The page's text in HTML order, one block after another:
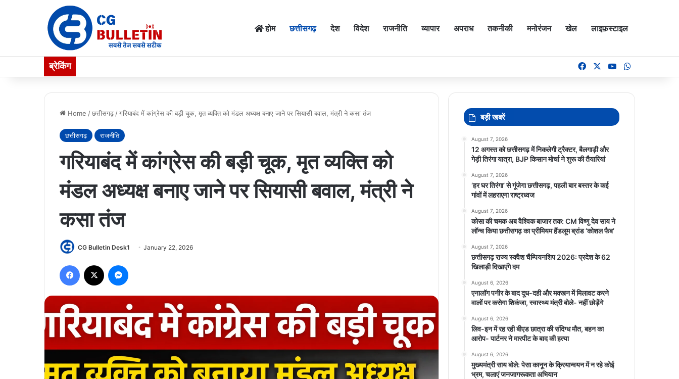
होम छत्तीसगढ़ देश विदेश राजनीति व्यापार अपराध तकनीकी मनोरंजन खेल लाइफ़स्टाइल
ब्रेकिंग FacebookYouTube
Home /छत्तीसगढ़ /गरियाबंद में कांग्रेस की बड़ी चूक, मृत व्यक्ति को मंडल अध्यक्ष बनाए जाने पर सियासी बवाल, मंत्री ने कसा तंज
छत्तीसगढ़ राजनीति
गरियाबंद में कांग्रेस की बड़ी चूक, मृत व्यक्ति को
मंडल अध्यक्ष बनाए जाने पर सियासी बवाल, मंत्री ने
कसा तंज
CG Bulletin Desk1 January 22, 2026
Facebook
बड़ी खबरें
August 7, 2026
12 अगस्त को छत्तीसगढ़ में निकलेगी ट्रैक्टर, बैलगाड़ी और
गेड़ी तिरंगा यात्रा, BJP किसान मोर्चा ने शुरू की तैयारियां
August 7, 2026
‘हर घर तिरंगा’ से गूंजेगा छत्तीसगढ़, पहली बार बस्तर के कई
गांवों में लहराएगा राष्ट्रध्वज
August 7, 2026
कोसा की चमक अब वैश्विक बाजार तक: CM विष्णु देव साय ने
लॉन्च किया छत्तीसगढ़ का प्रीमियम हैंडलूम ब्रांड ‘कोशल फैब’
August 7, 2026
छत्तीसगढ़ राज्य स्क्वैश चैम्पियनशिप 2026: प्रदेश के 62
खिलाड़ी दिखाएंगे दम
August 6, 2026
एनालॉग पनीर के बाद दूध-दही और मक्खन में मिलावट करने
वालों पर कसेगा शिकंजा, स्वास्थ्य मंत्री बोले- नहीं छोड़ेंगे
August 6, 2026
लिव-इन में रह रही बीएड छात्रा की संदिग्ध मौत, बहन का
आरोप- पार्टनर ने मारपीट के बाद की हत्या
August 6, 2026
मुख्यमंत्री साय बोले: पेसा कानून के क्रियान्वयन में न रहे कोई
भ्रम, चलाएं जनजागरूकता अभियान